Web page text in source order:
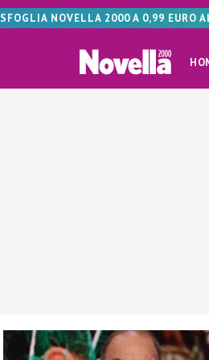
SFOGLIA NOVELLA 2000 A 0,99 EURO